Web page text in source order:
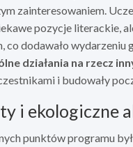
zainteresowaniem.
pozycje literackie,
co dodawało wydarzeniu
działania na rzecz
i budowały
i ekologiczne
punktów programu